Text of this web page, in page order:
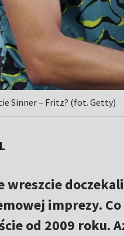
Sinner – Fritz? (fot. Getty)
wreszcie
imprezy.
od 2009 roku.